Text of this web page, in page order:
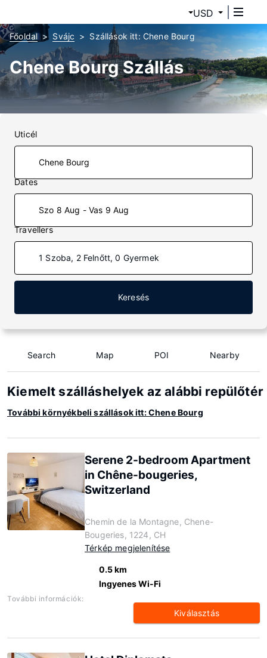
USD
Főoldal Svájc Szállások itt: Chene Bourg
Chene Bourg Szállás
Uticél
Dates
Szo 8 Aug - Vas 9 Aug
Travellers
1 Szoba, 2 Felnőtt, 0 Gyermek
Keresés
Search Map POI Nearby
Kiemelt szálláshelyek az alábbi
További környékbeli szállások itt: Chene Bourg
Serene 2-bedroom Apartment
in Chêne-bougeries,
Switzerland
Chemin de la Montagne, Chene-
Bougeries, 1224, CH
Térkép megjelenítése
0.5 km
Ingyenes Wi-Fi
További információk:
Kiválasztás